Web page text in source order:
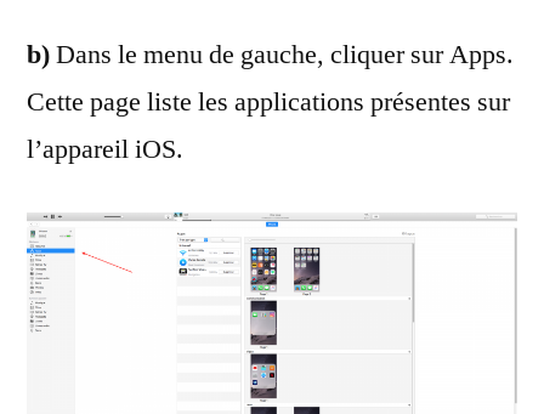
b)Dans le menu de gauche, cliquer sur Apps.
Cette page liste les applications présentes sur
l’appareil iOS.